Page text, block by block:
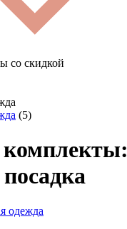
со скидкой
(5)
одежда